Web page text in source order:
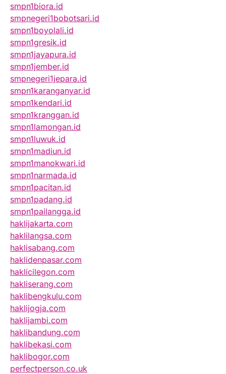
smpn1biora.id
smpnegeri1bobotsari.id
smpn1boyolali.id
smpn1gresik.id
smpn1jayapura.id
smpn1jember.id
smpnegeri1jepara.id
smpn1karanganyar.id
smpn1kendari.id
smpn1kranggan.id
smpn1lamongan.id
smpn1luwuk.id
smpn1madiun.id
smpn1manokwari.id
smpn1narmada.id
smpn1pacitan.id
smpn1padang.id
smpn1pailangga.id
haklijakarta.com
haklilangsa.com
haklisabang.com
haklidenpasar.com
haklicilegon.com
hakliserang.com
haklibengkulu.com
haklijogja.com
haklijambi.com
haklibandung.com
haklibekasi.com
haklibogor.com
perfectperson.co.uk